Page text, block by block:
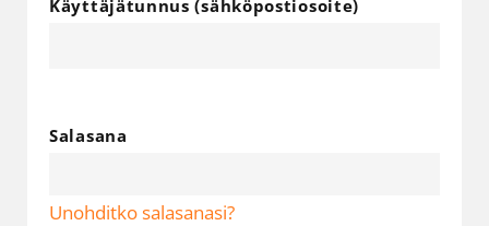
Käyttäjätunnus (sähköpostiosoite)
Salasana
Unohditko salasanasi?